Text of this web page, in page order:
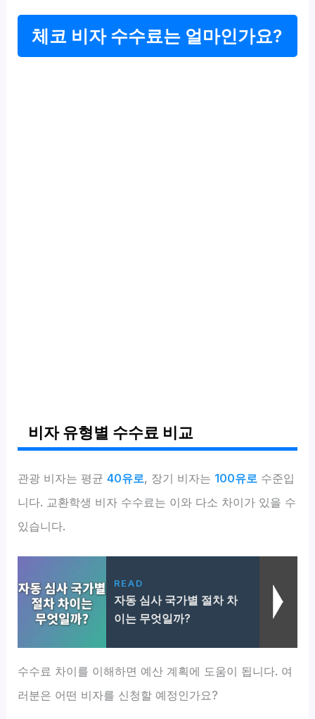
체코 비자 수수료는 얼마인가요?
비자 유형별 수수료 비교
관광 비자는 평균40유로, 장기 비자는 100유로 수준입
니다. 교환학생 비자 수수료는 이와 다소 차이가 있을 수
있습니다.
READ
자동 심사 국가별 절차 차
이는 무엇일까?
수수료 차이를 이해하면 예산 계획에 도움이 됩니다. 여
러분은 어떤 비자를 신청할 예정인가요?